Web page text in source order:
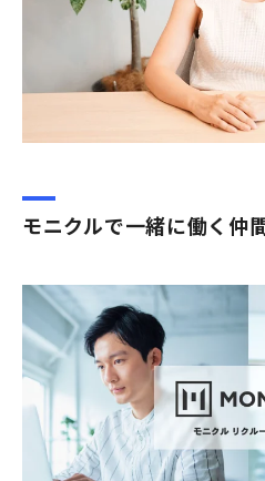
モニクルで一緒に働く仲